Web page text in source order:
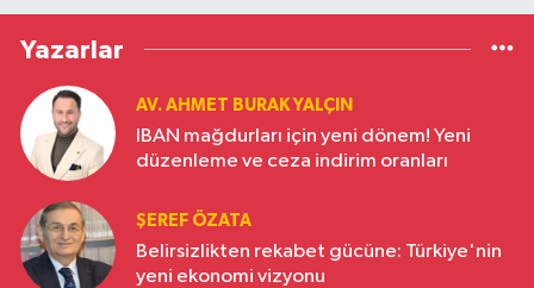
Yazarlar
AV. AHMET BURAK YALÇIN
IBAN mağdurları için yeni dönem! Yeni
düzenleme ve ceza indirim oranları
ŞEREF ÖZATA
Belirsizlikten rekabet gücüne: Türkiye'nin
yeni ekonomi vizyonu